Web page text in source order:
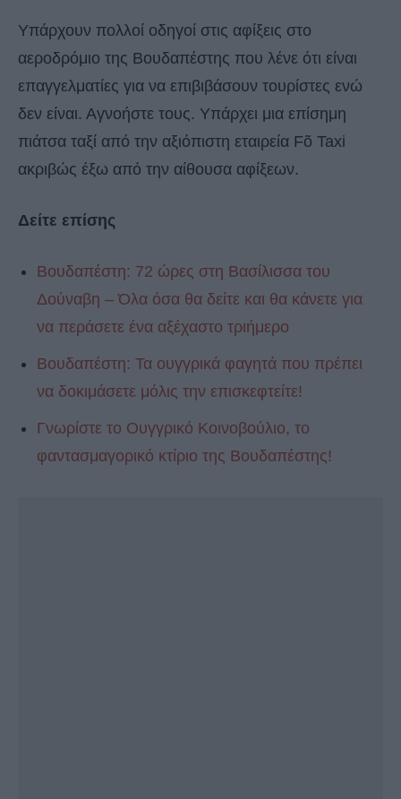
Υπάρχουν πολλοί οδηγοί στις αφίξεις στο
αεροδρόμιο της Βουδαπέστης που λένε ότι είναι
επαγγελματίες για να επιβιβάσουν τουρίστες ενώ
δεν είναι. Αγνοήστε τους. Υπάρχει μια επίσημη
πιάτσα ταξί από την αξιόπιστη εταιρεία Fõ Taxi
ακριβώς έξω από την αίθουσα αφίξεων.
Δείτε επίσης
Βουδαπέστη: 72 ώρες στη Βασίλισσα του
Δούναβη – Όλα όσα θα δείτε και θα κάνετε για
να περάσετε ένα αξέχαστο τριήμερο
Βουδαπέστη: Τα ουγγρικά φαγητά που πρέπει
να δοκιμάσετε μόλις την επισκεφτείτε!
Γνωρίστε το Ουγγρικό Κοινοβούλιο, το
φαντασμαγορικό κτίριο της Βουδαπέστης!